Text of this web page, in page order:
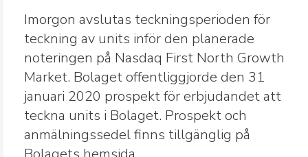
Imorgon avslutas teckningsperioden för
teckning av units inför den planerade
noteringen på Nasdaq First North Growth
Market. Bolaget offentliggjorde den 31
januari 2020 prospekt för erbjudandet att
teckna units i Bolaget. Prospekt och
anmälningssedel finns tillgänglig på